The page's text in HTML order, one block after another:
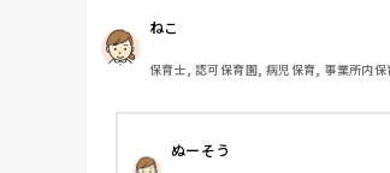
ートマーク、ニコニコマーク、くら
てもオーケーでした。
連絡帳アプリを使う園に転職し、ま
のようにカラーの絵文字を使って
た。
世代間ギャップなのでしょうか？
ねこ
保育士, 認可保育園, 病児保育, 事業所内保
ぬーそう